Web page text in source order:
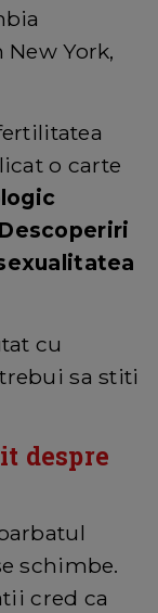
York,
o carte
cu
sa stiti
despre
schimbe.
cred ca